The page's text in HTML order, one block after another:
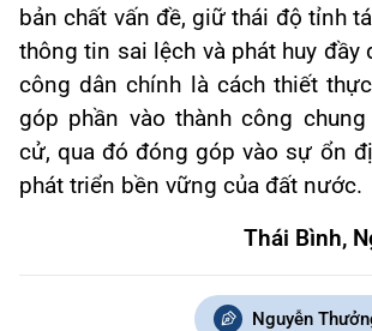
bản chất vấn đề, giữ thái độ tỉnh
thông tin sai lệch và phát huy đầy
công dân chính là cách thiết
góp phần vào thành công
cử, qua đó đóng góp vào sự ổn
phát triển bền vững của đất nước.
Thái Bình,
Nguyễn